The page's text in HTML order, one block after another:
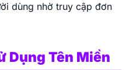
dùng nhờ truy cập đơn
Dụng Tên Miền